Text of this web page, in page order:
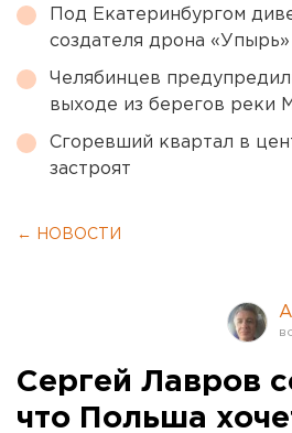
Под Екатеринбургом
создателя дрона «Упырь»
Челябинцев
выходе из берегов реки
Сгоревший квартал в
застроят
← НОВОСТИ
Сергей Лавров
что Польша